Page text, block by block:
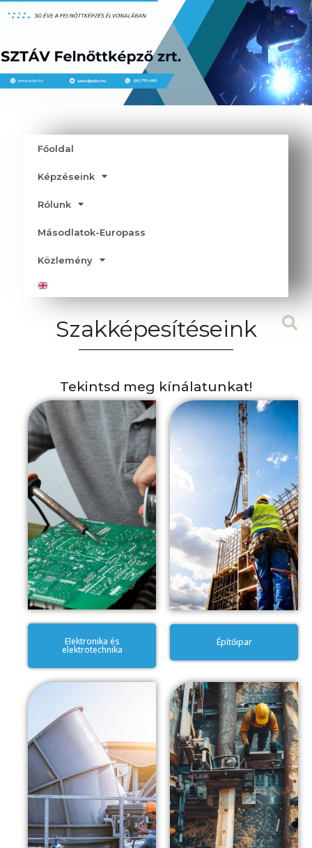
Főoldal
Képzéseink
Rólunk
Másodlatok-Europass
Közlemény
Szakképesítéseink
Tekintsd meg kínálatunkat!
Elektronika és
elektrotechnika
Építőipar